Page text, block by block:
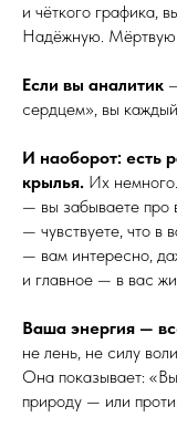
и чёткого графика,
Надёжную.
Если вы аналитик
сердцем», вы
И наоборот: есть
крылья. Их
— вы забываете про
— чувствуете, что в
— вам интересно,
и главное — в вас
Ваша энергия —
не лень, не силу
Она показывает:
природу — или